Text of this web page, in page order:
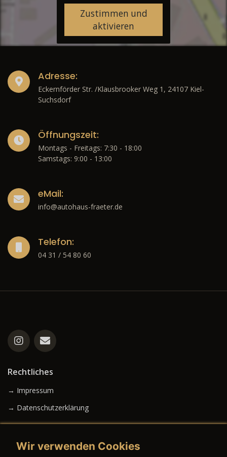
Zustimmen und
aktivieren
Adresse:
Eckernförder Str. /Klausbrooker Weg 1, 24107 Kiel-
Suchsdorf
Öffnungszeit:
Montags - Freitags: 7:30 - 18:00
Samstags: 9:00 - 13:00
eMail:
info@autohaus-fraeter.de
Telefon:
04 31 / 54 80 60
Rechtliches
→ Impressum
→ Datenschutzerklärung
Wir verwenden Cookies